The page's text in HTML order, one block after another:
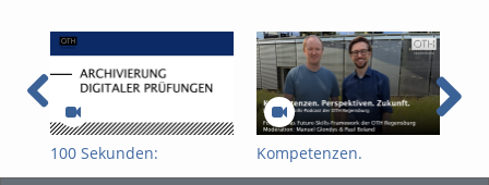
00:00- Intro
00:30- Zugang zu Wooclap (Campuslizenz)
01:05- Anpassungen der Benutzeroberfläche
05:25
- Fragen erstellen
10:05- KI während eines Live-Events
Tags:
ki wooclap
100 Sekunden:
Archivierung digitaler
Kompetenzen.
Perspektiven. Zukunft: